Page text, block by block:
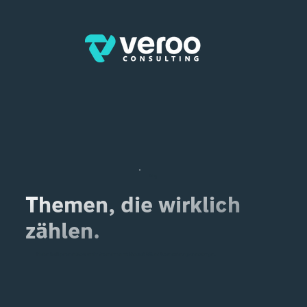
Themen, die wirklich
zählen.